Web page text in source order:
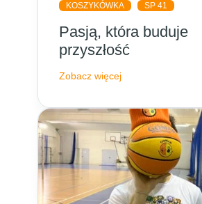
KOSZYKÓWKA SP 41
Pasją, która buduje
przyszłość
Zobacz więcej